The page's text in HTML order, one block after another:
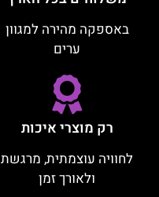
באספקה מהירה למגוון
ערים
רק מוצרי איכות
לחוויה עוצמתית, מרגשת
ולאורך זמן